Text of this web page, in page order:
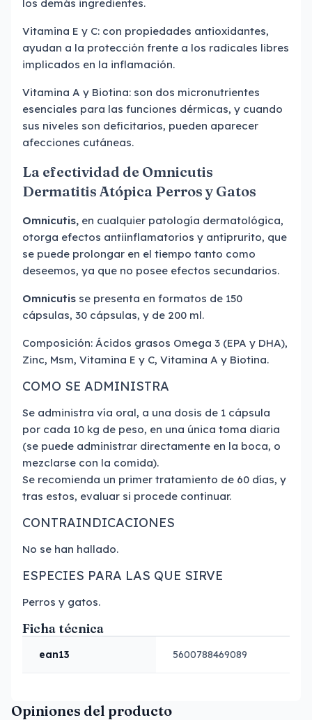
los demás ingredientes.
Vitamina E y C: con propiedades antioxidantes,
ayudan a la protección frente a los radicales libres
implicados en la inflamación.
Vitamina A y Biotina: son dos micronutrientes
esenciales para las funciones dérmicas, y cuando
sus niveles son deficitarios, pueden aparecer
afecciones cutáneas.
La efectividad de Omnicutis
Dermatitis Atópica Perros y Gatos
Omnicutis, en cualquier patología dermatológica,
otorga efectos antiinflamatorios y antiprurito, que
se puede prolongar en el tiempo tanto como
deseemos, ya que no posee efectos secundarios.
Omnicutis se presenta en formatos de 150
cápsulas, 30 cápsulas, y de 200 ml.
Composición: Ácidos grasos Omega 3 (EPA y DHA),
Zinc, Msm, Vitamina E y C, Vitamina A y Biotina.
COMO SE ADMINISTRA
Se administra vía oral, a una dosis de 1 cápsula
por cada 10 kg de peso, en una única toma diaria
(se puede administrar directamente en la boca, o
mezclarse con la comida).
Se recomienda un primer tratamiento de 60 días, y
tras estos, evaluar si procede continuar.
CONTRAINDICACIONES
No se han hallado.
ESPECIES PARA LAS QUE SIRVE
Perros y gatos.
Ficha técnica
ean13 5600788469089
Opiniones del producto